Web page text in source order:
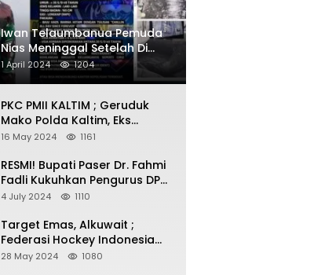
Iwan Telaumbanua Pemuda
Nias Meninggal Setelah Di
Habisi Oknum TNI AL
1 April 2024 1204
PKC PMII KALTIM ; Geruduk
Mako Polda Kaltim, Eks
Lubang Tambang Banyak
16 May 2024 1161
RESMI! Bupati Paser Dr. Fahmi
Fadli Kukuhkan Pengurus DPP
LAP 2024-2029
4 July 2024 1110
Target Emas, Alkuwait ;
Federasi Hockey Indonesia
Kota Balikpapan Siap Menjadi
28 May 2024 1080